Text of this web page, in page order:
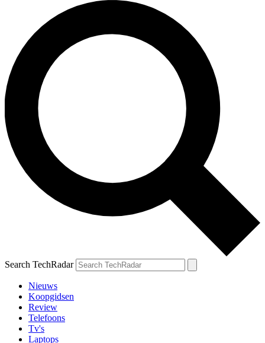
Search TechRadar
Nieuws
Koopgidsen
Review
Telefoons
Tv's
Laptops